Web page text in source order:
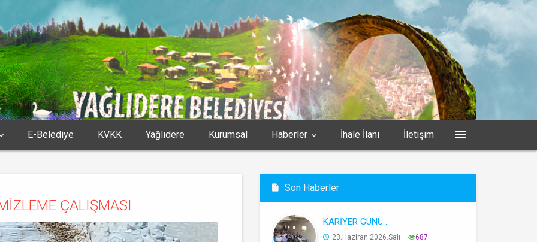
E-Belediye KVKK Yağlıdere Kurumsal Haberler İhale İlanı İletişim
ÇALIŞMASI
Son Haberler
KARİYER GÜNÜ ..
23.Haziran.2026.Salı 687